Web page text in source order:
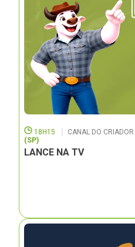
18H15 CANAL DO
(SP)
LANCE NA TV